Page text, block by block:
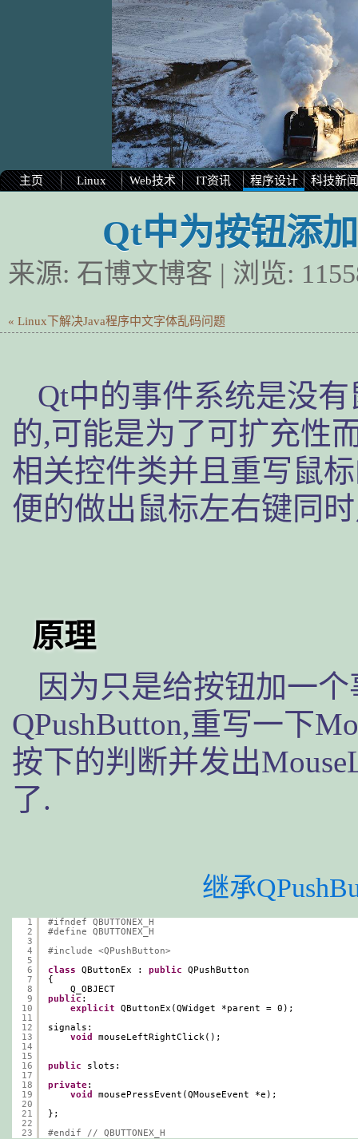
主页 Linux Web技术 IT资讯 程序设计 科技新闻
Qt中为按钮添
来源: 石博文博客 | 浏览:
« Linux下解决Java程序中文字体乱码问题
Qt中的事件系统是没
的,可能是为了可扩充性
相关控件类并且重写鼠
便的做出鼠标左右键同
原理
因为只是给按钮加一
QPushButton,重写一下
按下的判断并发出
了.
继承
1
2
3
4
5
6
7
8
9
10
11
12
13
14
15
16
17
18
19
20
21
22
23
#ifndef QBUTTONEX_H
#define QBUTTONEX_H
#include <QPushButton>
class
QButtonEx : public
QPushButton
{
Q_OBJECT
public :
explicit
QButtonEx(QWidget *parent = 0);
signals:
void
mouseLeftRightClick();
public
slots:
private:
void
mousePressEvent(QMouseEvent *e);
};
#endif // QBUTTONEX_H